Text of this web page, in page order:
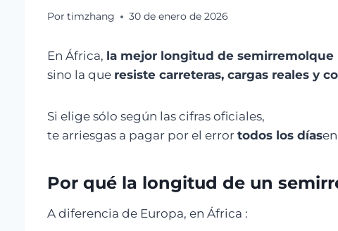
Por timzhang 30 de enero de 2026
En África, la mejor longitud de semirremolque
sino la que resiste carreteras, cargas reales y
Si elige sólo según las cifras oficiales,
te arriesgas a pagar por el error todos los días
Por qué la longitud de un
A diferencia de Europa, en África :